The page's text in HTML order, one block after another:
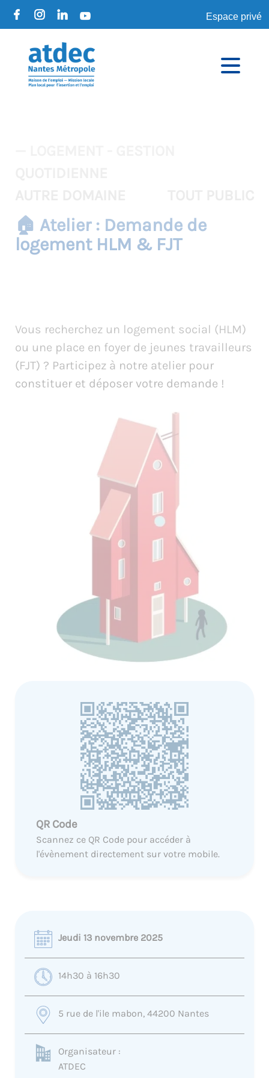
Espace privé
🏠 Atelier : Demande de
logement HLM & FJT
Vous recherchez un logement social (HLM)
ou une place en foyer de jeunes travailleurs
(FJT) ? Participez à notre atelier pour
constituer et déposer votre demande !
QR Code
Scannez ce QR Code pour accéder à
l'évènement directement sur votre mobile.
Jeudi 13 novembre 2025
14h30 à 16h30
5 rue de l'ile mabon, 44200 Nantes
Organisateur :
ATDEC